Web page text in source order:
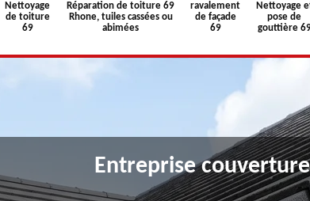
Nettoyage
de toiture
69
Réparation de toiture 69
Rhone, tuiles cassées ou
abimées
ravalement
de façade
69
Nettoyage
pose de
gouttière
Entreprise